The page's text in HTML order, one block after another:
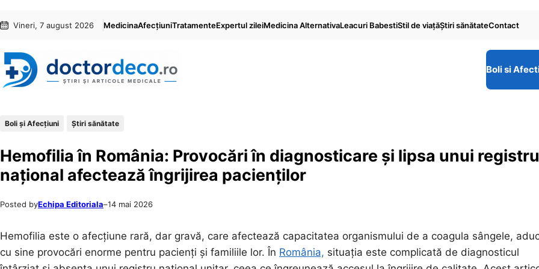
conținut
content
Vineri, 7 august 2026 MedicinaAfecțiuniTratamenteExpertul zileiMedicina AlternativaLeacuri BabestiStil de viaţăŞtiri sănătateContact
Boli si
Boli și Afecțiuni Ştiri sănătate
Hemofilia în România: Provocări în diagnosticare și lipsa unui registru
național afectează îngrijirea pacienților
Posted byEchipa Editoriala–14 mai 2026
Hemofilia este o afecțiune rară, dar gravă, care afectează capacitatea organismului de a coagula sângele,
cu sine provocări enorme pentru pacienți și familiile lor. În România, situația este complicată de diagnosticul